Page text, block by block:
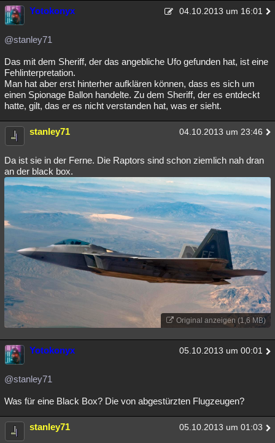
Yotokonyx 04.10.2013 um 16:01
@stanley71
Das mit dem Sheriff, der das angebliche Ufo gefunden hat, ist eine
Fehlinterpretation.
Man hat aber erst hinterher aufklären können, dass es sich um
einen Spionage Ballon handelte. Zu dem Sheriff, der es entdeckt
hatte, gilt, das er es nicht verstanden hat, was er sieht.
stanley71 04.10.2013 um 23:46
Da ist sie in der Ferne. Die Raptors sind schon ziemlich nah dran
an der black box.
Original anzeigen (1,6 MB)
Yotokonyx 05.10.2013 um 00:01
@stanley71
Was für eine Black Box? Die von abgestürzten Flugzeugen?
stanley71 05.10.2013 um 01:03